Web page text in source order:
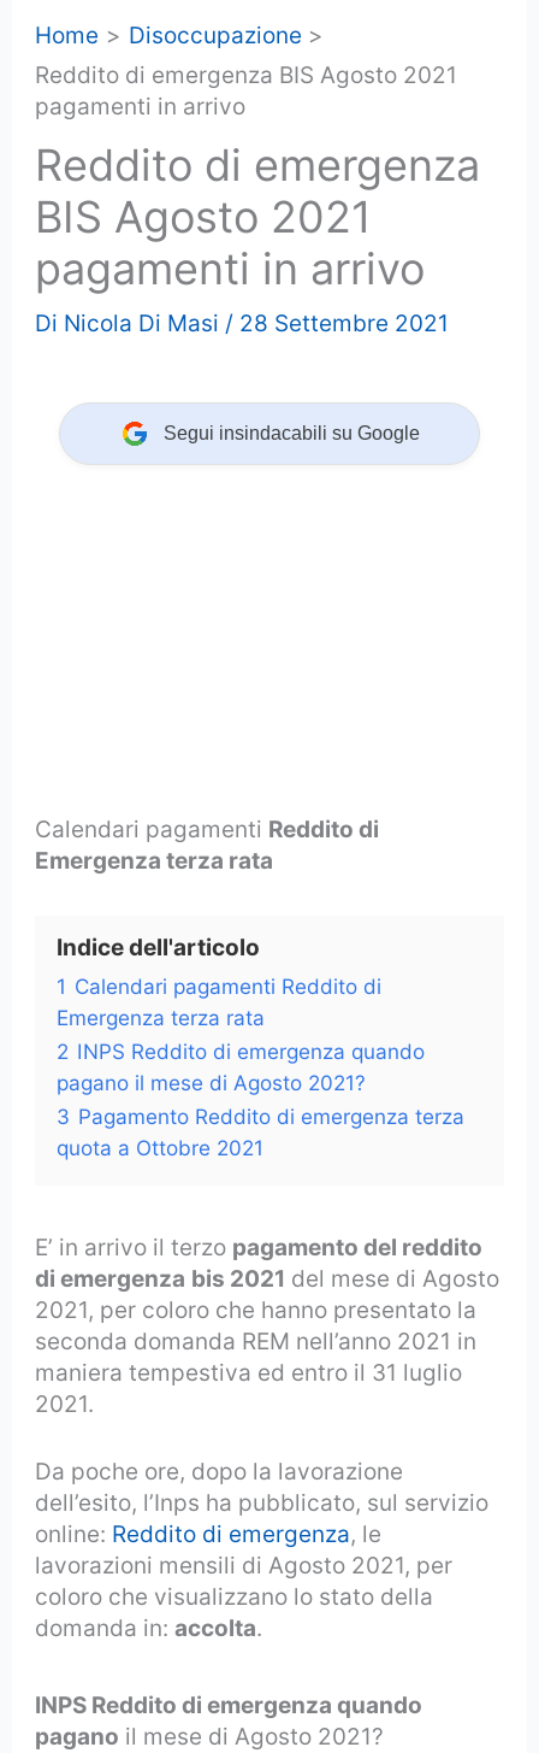
Home
Disoccupazione
Reddito di emergenza BIS Agosto 2021
pagamenti in arrivo
Reddito di emergenza
BIS Agosto 2021
pagamenti in arrivo
Di Nicola Di Masi / 28 Settembre 2021
Segui insindacabili su Google
Calendari pagamenti Reddito di
Emergenza terza rata
Indice dell'articolo
1 Calendari pagamenti Reddito di
Emergenza terza rata
2 INPS Reddito di emergenza quando
pagano il mese di Agosto 2021?
3 Pagamento Reddito di emergenza terza
quota a Ottobre 2021
E’ in arrivo il terzo pagamento del reddito
di emergenza bis 2021 del mese di Agosto
2021, per coloro che hanno presentato la
seconda domanda REM nell’anno 2021 in
maniera tempestiva ed entro il 31 luglio
2021.
Da poche ore, dopo la lavorazione
dell’esito, l’Inps ha pubblicato, sul servizio
online: Reddito di emergenza, le
lavorazioni mensili di Agosto 2021, per
coloro che visualizzano lo stato della
domanda in:accolta.
INPS Reddito di emergenza quando
pagano il mese di Agosto 2021?